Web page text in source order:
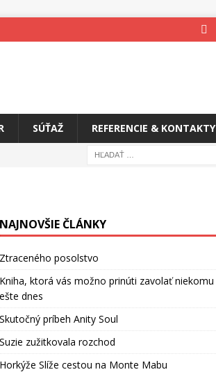
SÚŤAŽ REFERENCIE & KONTAKTY
NAJNOVŠIE ČLÁNKY
Ztraceného posolstvo
Kniha, ktorá vás možno prinúti zavolať niekomu
ešte dnes
Skutočný príbeh Anity Soul
Suzie zužitkovala rozchod
Horkýže Slíže cestou na Monte Mabu